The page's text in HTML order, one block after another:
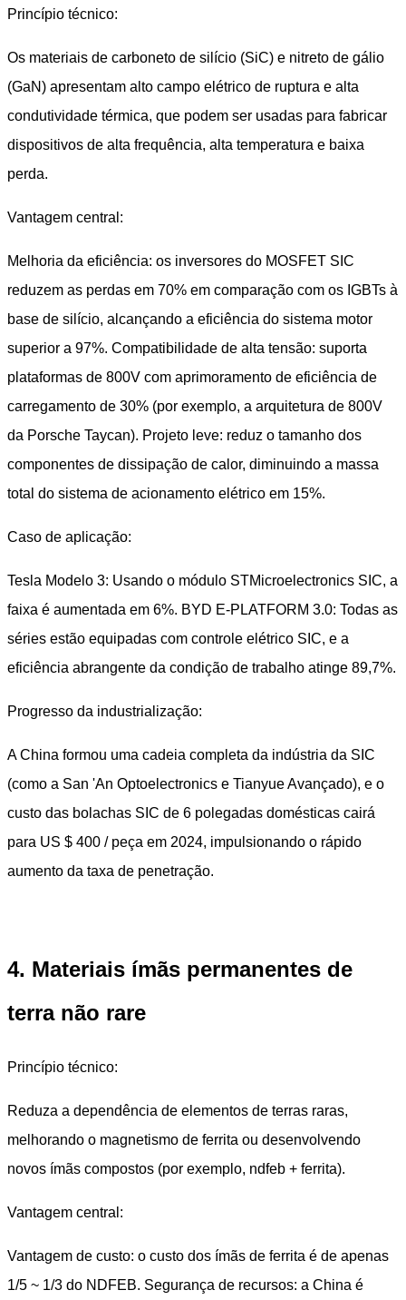
Princípio técnico:
Os materiais de carboneto de silício (SiC) e nitreto de gálio
(GaN) apresentam alto campo elétrico de ruptura e alta
condutividade térmica, que podem ser usadas para fabricar
dispositivos de alta frequência, alta temperatura e baixa
perda.
Vantagem central:
Melhoria da eficiência: os inversores do MOSFET SIC
reduzem as perdas em 70% em comparação com os IGBTs à
base de silício, alcançando a eficiência do sistema motor
superior a 97%. Compatibilidade de alta tensão: suporta
plataformas de 800V com aprimoramento de eficiência de
carregamento de 30% (por exemplo, a arquitetura de 800V
da Porsche Taycan). Projeto leve: reduz o tamanho dos
componentes de dissipação de calor, diminuindo a massa
total do sistema de acionamento elétrico em 15%.
Caso de aplicação:
Tesla Modelo 3: Usando o módulo STMicroelectronics SIC, a
faixa é aumentada em 6%. BYD E-PLATFORM 3.0: Todas as
séries estão equipadas com controle elétrico SIC, e a
eficiência abrangente da condição de trabalho atinge 89,7%.
Progresso da industrialização:
A China formou uma cadeia completa da indústria da SIC
(como a San 'An Optoelectronics e Tianyue Avançado), e o
custo das bolachas SIC de 6 polegadas domésticas cairá
para US $ 400 / peça em 2024, impulsionando o rápido
aumento da taxa de penetração.
4. Materiais ímãs permanentes de
terra não rare
Princípio técnico:
Reduza a dependência de elementos de terras raras,
melhorando o magnetismo de ferrita ou desenvolvendo
novos ímãs compostos (por exemplo, ndfeb + ferrita).
Vantagem central:
Vantagem de custo: o custo dos ímãs de ferrita é de apenas
1/5 ~ 1/3 do NDFEB. Segurança de recursos: a China é